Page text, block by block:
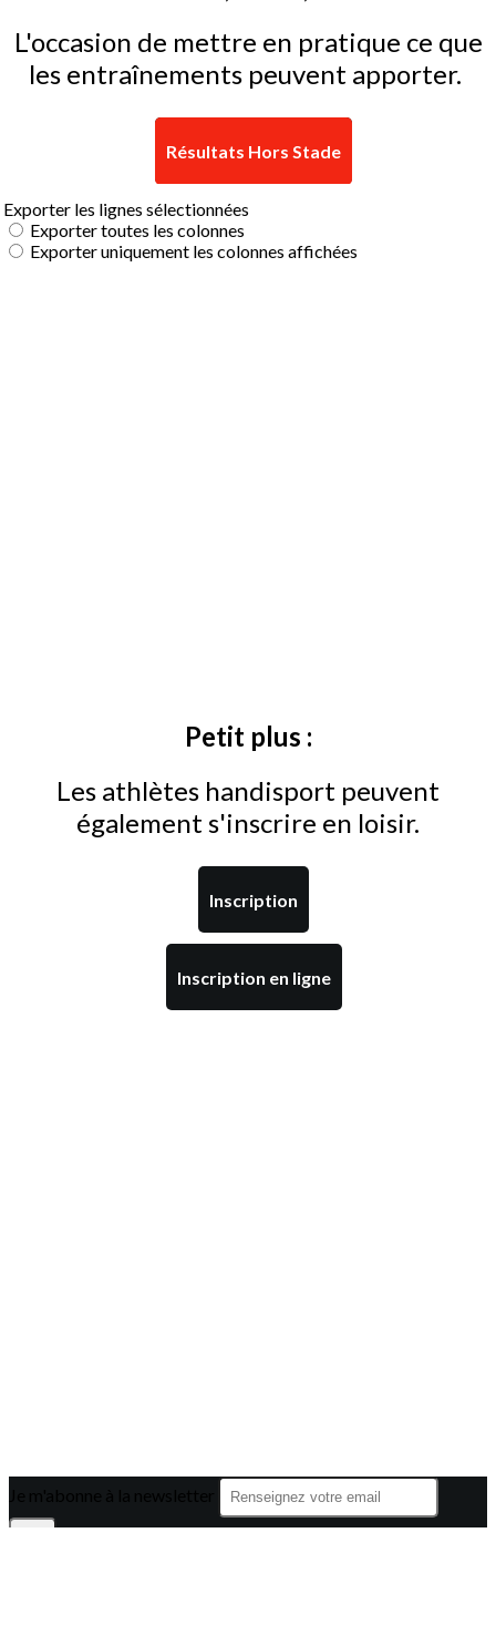
L'occasion de mettre en pratique ce que
les entraînements peuvent apporter.
Résultats Hors Stade
Petit plus :
Les athlètes handisport peuvent
également s'inscrire en loisir.
Inscription
Inscription en ligne